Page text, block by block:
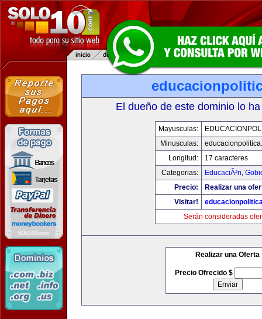
El dueño de este dominio lo
Mayusculas:
Minusculas:
Longitud:
17 caracteres
Categorias:
EducaciÃ³n,
Precio:
Realizar una
Visitar!
Serán consideradas
Realizar una Oferta
Precio Ofrecido $